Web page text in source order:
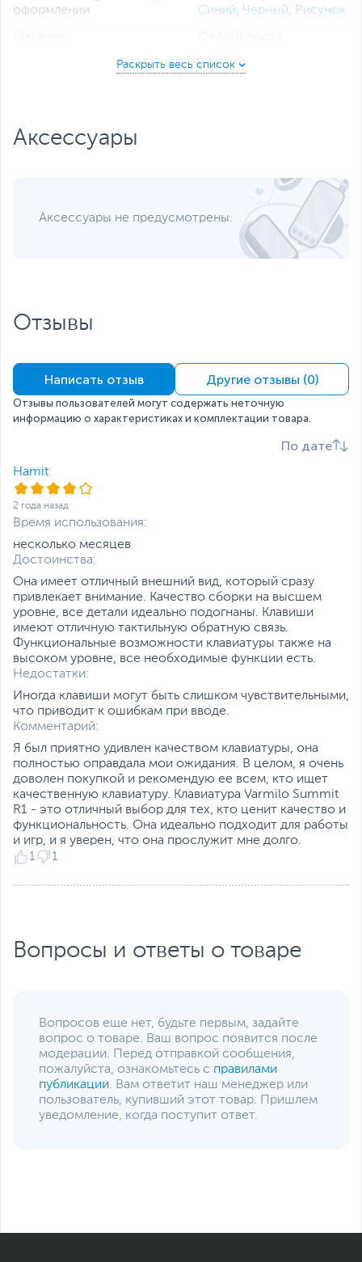
оформлении
Синий, Черный, Рисунок
Три положения высоты
технологии dye-sub
Русская,Английская
Почта
Игровой режим Да
Размеры и вес
х Г)
Вес изделия
Вес с упаковкой
Упаковка
Заводские данные
Срок гарантии (мес.) 12
Если вы заметили ошибку или неточность в описании товара,
пожалуйста, выделите текст с ошибкой и нажмите Ctrl+Enter.
Xарактеристики, комплект поставки и внешний вид данного товара
могут отличаться от указанных или могут быть изменены
производителем без отражения в каталоге интернет-магазина.
Аксессуары
Аксессуары не предусмотрены.
Отзывы
Написать отзыв Другие отзывы (0)
Отзывы пользователей могут содержать неточную
информацию о характеристиках и комплектации товара.
По дате
Hamit
2 года назад
Время использования:
несколько месяцев
Достоинства:
Она имеет отличный внешний вид, который сразу
привлекает внимание. Качество сборки на высшем
уровне, все детали идеально подогнаны. Клавиши
имеют отличную тактильную обратную связь.
Функциональные возможности клавиатуры также на
высоком уровне, все необходимые функции есть.
Недостатки:
Иногда клавиши могут быть слишком чувствительными,
что приводит к ошибкам при вводе.
Комментарий:
Я был приятно удивлен качеством клавиатуры, она
полностью оправдала мои ожидания. В целом, я очень
доволен покупкой и рекомендую ее всем, кто ищет
качественную клавиатуру. Клавиатура Varmilo Summit
R1 - это отличный выбор для тех, кто ценит качество и
функциональность. Она идеально подходит для работы
и игр, и я уверен, что она прослужит мне долго.
1
1
Вопросы и ответы о товаре
Вопросов еще нет, будьте первым, задайте
вопрос о товаре. Ваш вопрос появится после
модерации. Перед отправкой сообщения,
пожалуйста, ознакомьтесь с правилами
публикации. Вам ответит наш менеджер или
пользователь, купивший этот товар. Пришлем
уведомление, когда поступит ответ.